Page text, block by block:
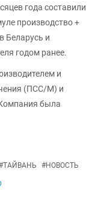
года составили
производство +
Беларусь и
годом ранее.
и
(ПСС/М) и
была
ТАЙВАНЬ #НОВОСТЬ